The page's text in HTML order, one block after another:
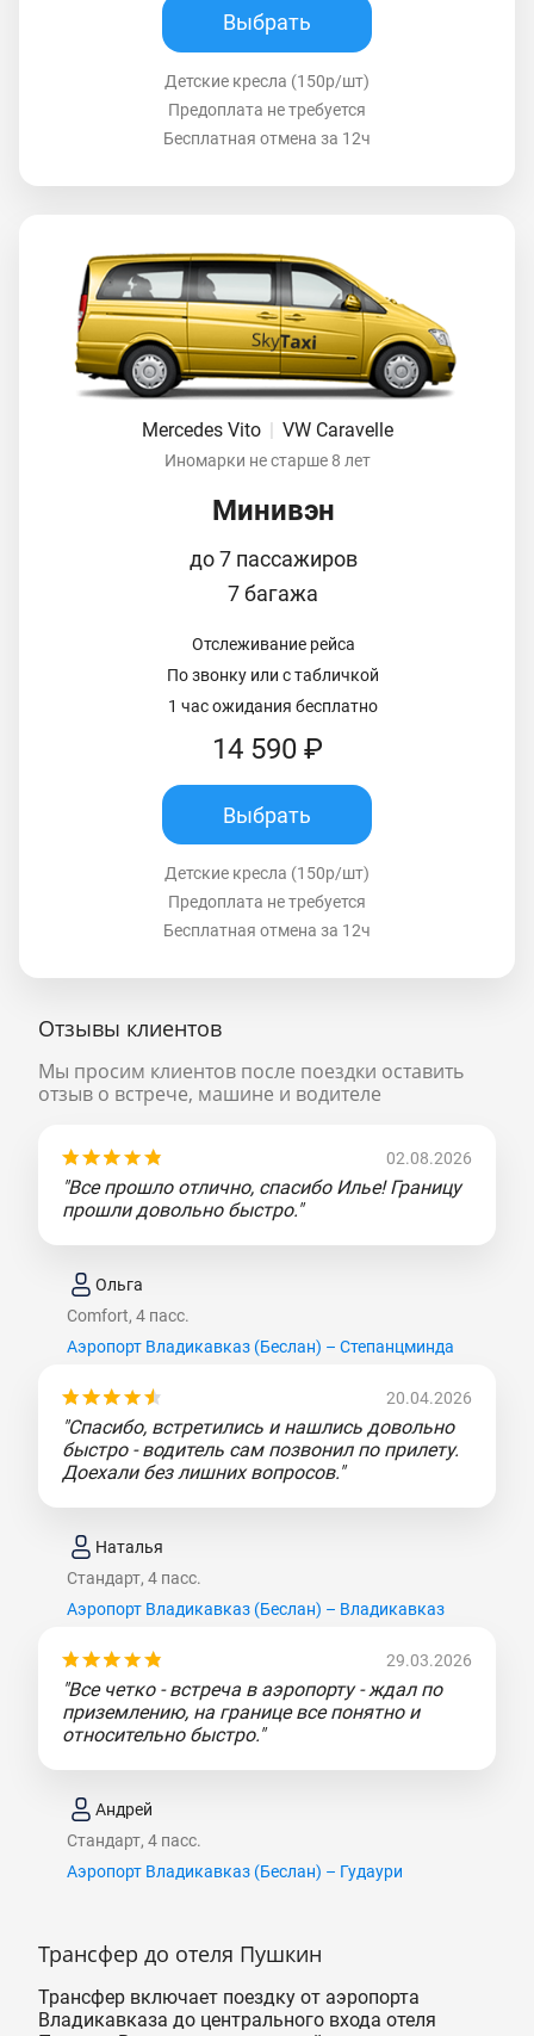
Выбрать
Детские кресла (150р/шт)
Предоплата не требуется
Бесплатная отмена за 12ч
Mercedes Vito VW Caravelle
Иномарки не старше 8 лет
Минивэн
до 7 пассажиров
7 багажа
Отслеживание рейса
По звонку или с табличкой
1 час ожидания бесплатно
14 590 ₽
Выбрать
Детские кресла (150р/шт)
Предоплата не требуется
Бесплатная отмена за 12ч
Отзывы клиентов
Мы просим клиентов после поездки оставить
отзыв о встрече, машине и водителе
02.08.2026
"Все прошло отлично, спасибо Илье! Границу
прошли довольно быстро."
Ольга
Comfort, 4 пасс.
Аэропорт Владикавказ (Беслан) – Степанцминда
20.04.2026
"Спасибо, встретились и нашлись довольно
быстро - водитель сам позвонил по прилету.
Доехали без лишних вопросов."
Наталья
Стандарт, 4 пасс.
Аэропорт Владикавказ (Беслан) – Владикавказ
29.03.2026
"Все четко - встреча в аэропорту - ждал по
приземлению, на границе все понятно и
относительно быстро."
Андрей
Стандарт, 4 пасс.
Аэропорт Владикавказ (Беслан) – Гудаури
Трансфер до отеля Пушкин
Трансфер включает поездку от аэропорта
Владикавказа до центрального входа отеля